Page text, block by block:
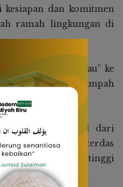
dan komitmen
ramah lingkungan di
“virus hijau” ke
pengelolaan sampah
energi.
menjadi awal dari
tidak hanya cerdas
empati tinggi